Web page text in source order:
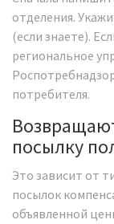
отделения.
(если знаете).
региональное
потребителя.
посылку
Это зависит от
посылок
объявленной